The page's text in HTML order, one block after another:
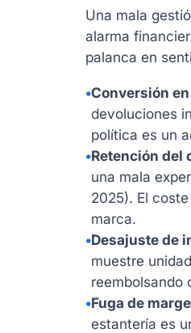
Una mala
alarma
palanca en
•Conversión
devoluciones
política es un
•Retención del
una mala
2025). El
marca.
•Desajuste de
muestre
reembolsando
•Fuga de
estantería es